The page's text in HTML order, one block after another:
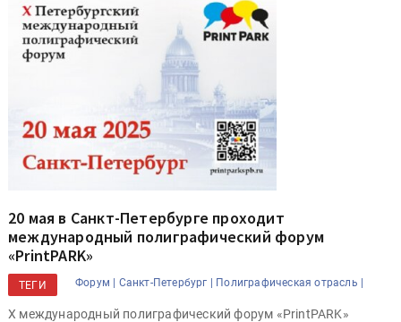
20 мая в Санкт-Петербурге проходит
международный полиграфический форум
«PrintPARK»
ТЕГИ Форум | Санкт-Петербург | Полиграфическая отрасль |
Х международный полиграфический форум «PrintPARK»